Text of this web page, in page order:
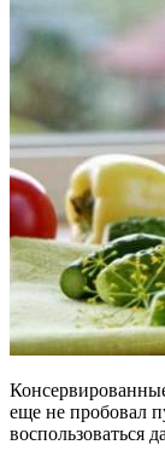
еще не пробовал
воспользоваться